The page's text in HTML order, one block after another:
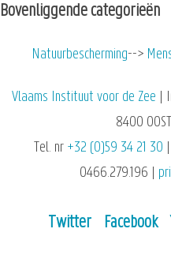
Bovenliggende categorieën
Natuurbescherming
Vlaams Instituut voor de Zee |
8400
Tel. nr +32 (0)59 34 21 30
0466.279.196 |
Twitter Facebook